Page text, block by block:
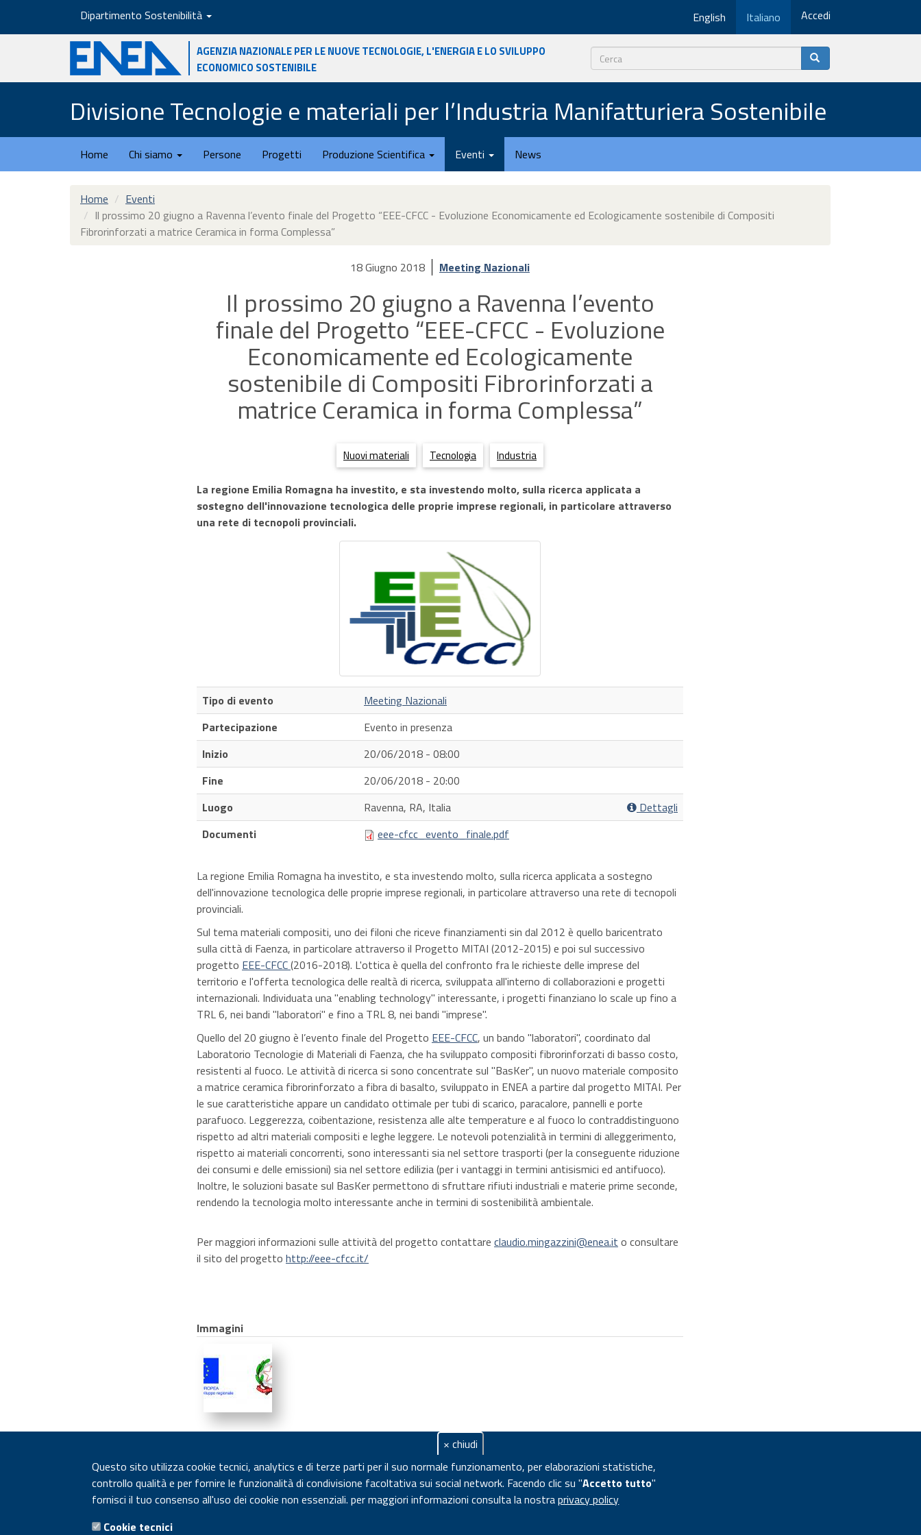
Dipartimento Sostenibilità English Italiano Accedi
Agenzia nazionale per le nuove tecnologie, l'energia e lo sviluppo
economico sostenibile
Divisione Tecnologie e materiali per l’Industria Manifatturiera Sostenibile
Home Chi siamo Persone Progetti Produzione Scientifica Eventi News
Home
Eventi
Il prossimo 20 giugno a Ravenna l’evento finale del Progetto “EEE-CFCC - Evoluzione Economicamente ed Ecologicamente sostenibile di Compositi
Fibrorinforzati a matrice Ceramica in forma Complessa”
18 Giugno 2018 Meeting Nazionali
Il prossimo 20 giugno a Ravenna l’evento
finale del Progetto “EEE-CFCC - Evoluzione
Economicamente ed Ecologicamente
sostenibile di Compositi Fibrorinforzati a
matrice Ceramica in forma Complessa”
Nuovi materiali Tecnologia Industria
La regione Emilia Romagna ha investito, e sta investendo molto, sulla ricerca applicata a
sostegno dell'innovazione tecnologica delle proprie imprese regionali, in particolare attraverso
una rete di tecnopoli provinciali.
Tipo di evento
Meeting Nazionali
Partecipazione
Evento in presenza
Inizio
20/06/2018 - 08:00
Fine
20/06/2018 - 20:00
Luogo
Ravenna, RA, Italia
Dettagli
Documenti
eee-cfcc_evento_finale.pdf
La regione Emilia Romagna ha investito, e sta investendo molto, sulla ricerca applicata a sostegno
dell'innovazione tecnologica delle proprie imprese regionali, in particolare attraverso una rete di tecnopoli
provinciali.
Sul tema materiali compositi, uno dei filoni che riceve finanziamenti sin dal 2012 è quello baricentrato
sulla città di Faenza, in particolare attraverso il Progetto MITAI (2012-2015) e poi sul successivo
progetto EEE-CFCC(2016-2018). L'ottica è quella del confronto fra le richieste delle imprese del
territorio e l'offerta tecnologica delle realtà di ricerca, sviluppata all'interno di collaborazioni e progetti
internazionali. Individuata una "enabling technology" interessante, i progetti finanziano lo scale up fino a
TRL 6, nei bandi "laboratori" e fino a TRL 8, nei bandi "imprese".
Quello del 20 giugno è l’evento finale del Progetto EEE-CFCC, un bando "laboratori", coordinato dal
Laboratorio Tecnologie di Materiali di Faenza, che ha sviluppato compositi fibrorinforzati di basso costo,
resistenti al fuoco. Le attività di ricerca si sono concentrate sul "BasKer", un nuovo materiale composito
a matrice ceramica fibrorinforzato a fibra di basalto, sviluppato in ENEA a partire dal progetto MITAI. Per
le sue caratteristiche appare un candidato ottimale per tubi di scarico, paracalore, pannelli e porte
parafuoco. Leggerezza, coibentazione, resistenza alle alte temperature e al fuoco lo contraddistinguono
rispetto ad altri materiali compositi e leghe leggere. Le notevoli potenzialità in termini di alleggerimento,
rispetto ai materiali concorrenti, sono interessanti sia nel settore trasporti (per la conseguente riduzione
dei consumi e delle emissioni) sia nel settore edilizia (per i vantaggi in termini antisismici ed antifuoco).
Inoltre, le soluzioni basate sul BasKer permettono di sfruttare rifiuti industriali e materie prime seconde,
rendendo la tecnologia molto interessante anche in termini di sostenibilità ambientale.
Per maggiori informazioni sulle attività del progetto contattare claudio.mingazzini@enea.it o consultare
il sito del progetto http://eee-cfcc.it/
Immagini
× chiudi
Questo sito utilizza cookie tecnici, analytics e di terze parti per il suo normale funzionamento, per elaborazioni statistiche,
controllo qualità e per fornire le funzionalità di condivisione facoltativa sui social network. Facendo clic su "Accetto tutto"
fornisci il tuo consenso all'uso dei cookie non essenziali. per maggiori informazioni consulta la nostraprivacy policy
Cookie tecnici